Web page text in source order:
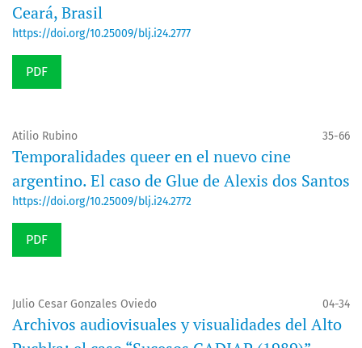
Ceará, Brasil
https://doi.org/10.25009/blj.i24.2777
PDF
Atilio Rubino 35-66
Temporalidades queer en el nuevo cine
argentino. El caso de Glue de Alexis dos Santos
https://doi.org/10.25009/blj.i24.2772
PDF
Julio Cesar Gonzales Oviedo 04-34
Archivos audiovisuales y visualidades del Alto